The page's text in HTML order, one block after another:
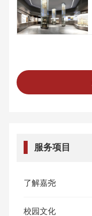
服务项目
了解嘉尧
校园文化